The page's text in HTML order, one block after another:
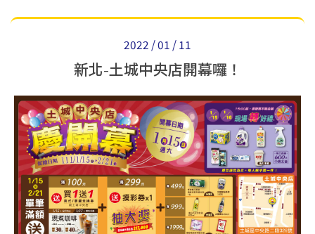
2022 / 01 / 11
新北-土城中央店開幕囉！